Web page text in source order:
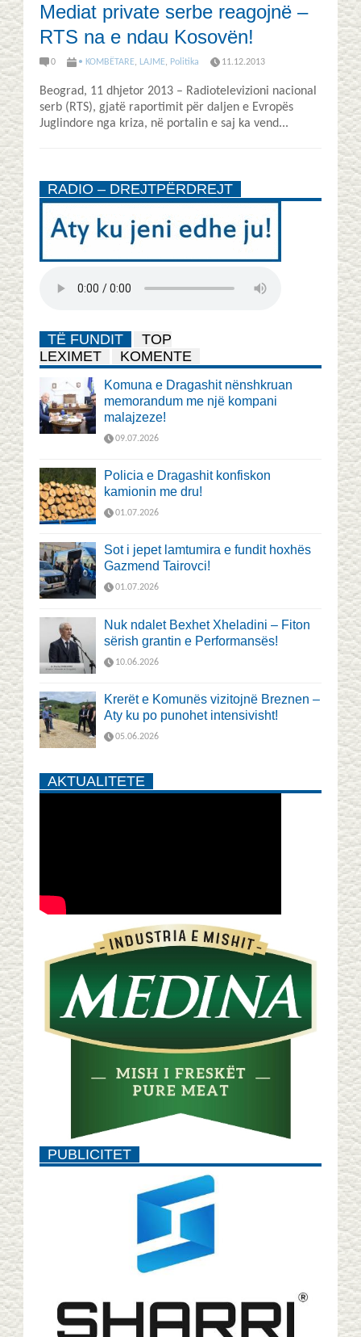
Mediat private serbe reagojnë –
RTS na e ndau Kosovën!
0 • KOMBËTARE, LAJME, Politika 11.12.2013
Beograd, 11 dhjetor 2013 – Radiotelevizioni nacional
serb (RTS), gjatë raportimit për daljen e Evropës
Juglindore nga kriza, në portalin e saj ka vend...
RADIO – DREJTPËRDREJT
TË FUNDIT
TOP
LEXIMET
KOMENTE
Komuna e Dragashit nënshkruan
memorandum me një kompani
malajzeze!
09.07.2026
Policia e Dragashit konfiskon
kamionin me dru!
01.07.2026
Sot i jepet lamtumira e fundit hoxhës
Gazmend Tairovci!
01.07.2026
Nuk ndalet Bexhet Xheladini – Fiton
sërish grantin e Performansës!
10.06.2026
Krerët e Komunës vizitojnë Breznen –
Aty ku po punohet intensivisht!
05.06.2026
AKTUALITETE
PUBLICITET